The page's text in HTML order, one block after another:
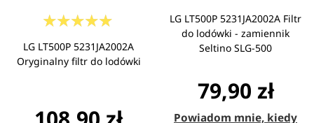
LG LT500P 5231JA2002A
Oryginalny filtr do lodówki
LG LT500P 5231JA2002A Filtr
do lodówki - zamiennik
Seltino SLG-500
79,90 zł
Powiadom mnie, kiedy